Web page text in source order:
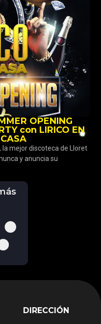
OPENING
con LIRICO EN
la mejor discoteca de Lloret
y anuncia su
DIRECCIÓN